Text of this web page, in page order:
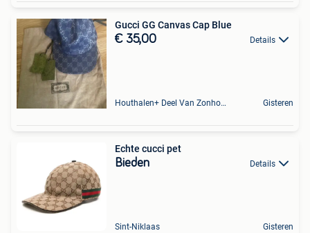
Gucci GG Canvas Cap Blue
€ 35,00 Details
Houthalen+ Deel Van Zonhoven En Zolder Gisteren
Echte cucci pet
Bieden Details
Sint-Niklaas Gisteren